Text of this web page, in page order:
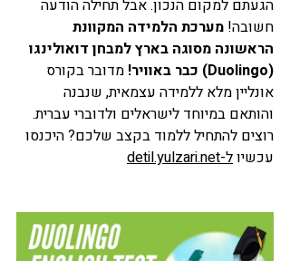
הגעתם למקום הנכון. אבל תחילה הודעה
חשובה! מערכת הלמידה המקוונת
הראשונה מסוגה בארץ למבחן דואולינגו
(Duolingo) כבר באוויר!
מדובר בקורס
אונליין מלא ללמידה עצמאית, שנבנה
והותאם במיוחד לישראלים ולדוברי עברית.
רוצים להתחיל ללמוד בקצב שלכם? היכנסו
עכשיו ל-detil.yulzari.net